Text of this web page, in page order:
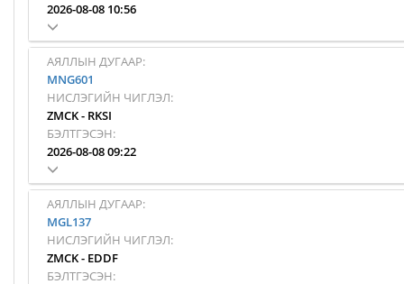
2026-08-08 10:56
АЯЛЛЫН ДУГААР:
MNG601
НИСЛЭГИЙН ЧИГЛЭЛ:
ZMCK- RKSI
БЭЛТГЭСЭН:
2026-08-08 09:22
АЯЛЛЫН ДУГААР:
MGL137
НИСЛЭГИЙН ЧИГЛЭЛ:
ZMCK- EDDF
БЭЛТГЭСЭН: